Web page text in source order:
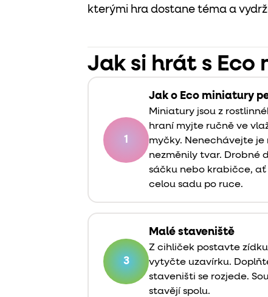
kterými hra dostane téma a
Jak si hrát s Eco
1
Jak o Eco miniatury
Miniatury jsou z
hraní myjte ručně ve
myčky. Nenechávejte
nezměnily tvar. Drobné
sáčku nebo krabičce,
celou sadu po ruce.
3
Malé staveniště
Z cihliček postavte
vytyčte uzavírku.
staveništi se rozjede.
stavějí spolu.